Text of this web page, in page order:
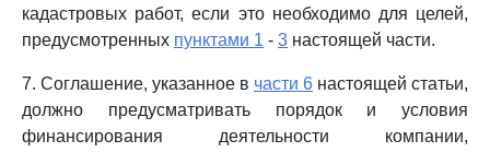
кадастровых работ, если это необходимо для целей,
предусмотренных пунктами 1 - 3 настоящей части.
7. Соглашение, указанное в части 6 настоящей статьи,
должно предусматривать порядок и условия
финансирования деятельности компании,